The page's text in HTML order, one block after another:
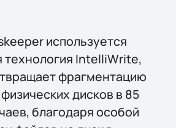
используется
технология IntelliWrite,
фрагментацию
дисков в 85
благодаря особой